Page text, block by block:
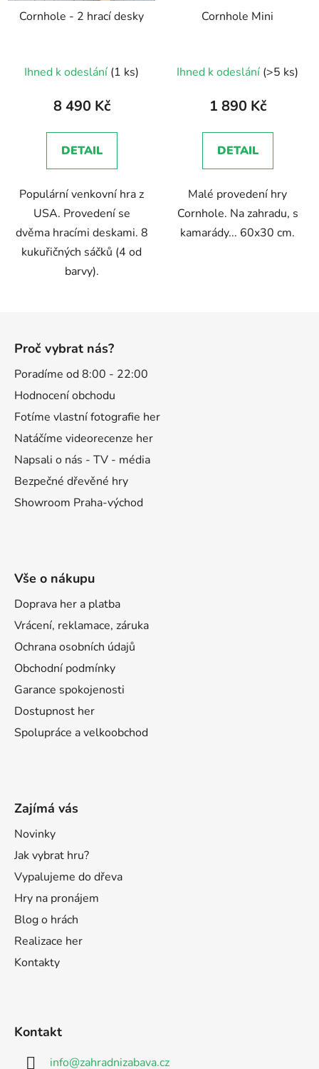
Cornhole - 2 hrací desky
hodnocení
produktu
5,0
z
hvězdiček.
Ihned k odeslání (1 ks)
8 490 Kč
DETAIL
Populární venkovní hra z
USA. Provedení se
dvěma hracími deskami. 8
kukuřičných sáčků (4 od
barvy).
Cornhole Mini
hodnocení
produktu
5,0
z
hvězdiček.
Ihned k odeslání (>5 ks)
1 890 Kč
DETAIL
Malé provedení hry
Cornhole. Na zahradu, s
kamarády... 60x30 cm.
Proč vybrat nás?
Poradíme od 8:00 - 22:00
Hodnocení obchodu
Fotíme vlastní fotografie her
Natáčíme videorecenze her
Napsali o nás - TV - média
Bezpečné dřevěné hry
Showroom Praha-východ
Vše o nákupu
Doprava her a platba
Vrácení, reklamace, záruka
Ochrana osobních údajů
Obchodní podmínky
Garance spokojenosti
Dostupnost her
Spolupráce a velkoobchod
Zajímá vás
Novinky
Jak vybrat hru?
Vypalujeme do dřeva
Hry na pronájem
Blog o hrách
Realizace her
Kontakty
Kontakt
info@zahradnizabava.cz